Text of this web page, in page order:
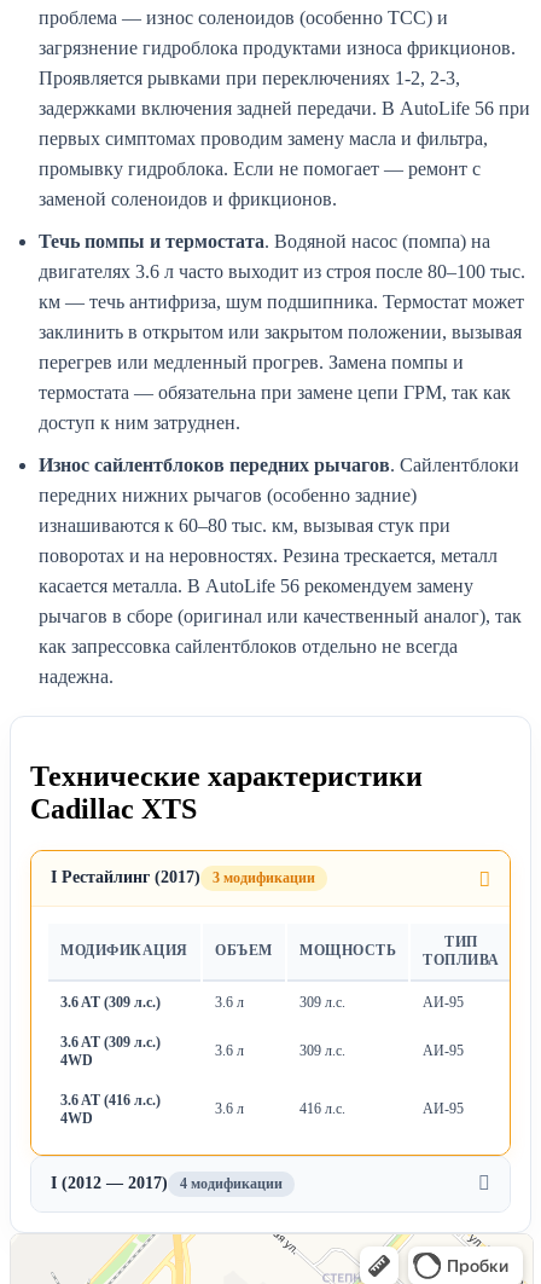
проблема — износ соленоидов (особенно TCC) и
загрязнение гидроблока продуктами износа фрикционов.
Проявляется рывками при переключениях 1-2, 2-3,
задержками включения задней передачи. В AutoLife 56 при
первых симптомах проводим замену масла и фильтра,
промывку гидроблока. Если не помогает — ремонт с
заменой соленоидов и фрикционов.
Течь помпы и термостата. Водяной насос (помпа) на
двигателях 3.6 л часто выходит из строя после 80–100 тыс.
км — течь антифриза, шум подшипника. Термостат может
заклинить в открытом или закрытом положении, вызывая
перегрев или медленный прогрев. Замена помпы и
термостата — обязательна при замене цепи ГРМ, так как
доступ к ним затруднен.
Износ сайлентблоков передних рычагов. Сайлентблоки
передних нижних рычагов (особенно задние)
изнашиваются к 60–80 тыс. км, вызывая стук при
поворотах и на неровностях. Резина трескается, металл
касается металла. В AutoLife 56 рекомендуем замену
рычагов в сборе (оригинал или качественный аналог), так
как запрессовка сайлентблоков отдельно не всегда
надежна.
Технические характеристики
Cadillac XTS
I Рестайлинг (2017) 3 модификации
МОДИФИКАЦИЯ ОБЪЕМ МОЩНОСТЬ
ТИП
ТОПЛИВА
3.6 AT (309 л.с.) 3.6 л 309 л.с. АИ-95
3.6 AT (309 л.с.)
4WD
3.6 л 309 л.с. АИ-95
3.6 AT (416 л.с.)
4WD
3.6 л 416 л.с. АИ-95
I (2012 — 2017) 4 модификации